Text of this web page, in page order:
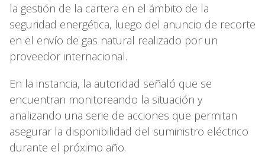
la gestión de la cartera en el ámbito de la
seguridad energética, luego del anuncio de recorte
en el envío de gas natural realizado por un
proveedor internacional.
En la instancia, la autoridad señaló que se
encuentran monitoreando la situación y
analizando una serie de acciones que permitan
asegurar la disponibilidad del suministro eléctrico
durante el próximo año.